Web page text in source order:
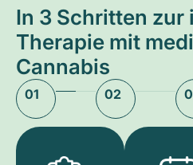
In 3 Schritten
Therapie mit
Cannabis
01 02